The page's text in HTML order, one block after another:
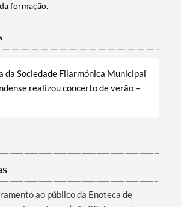
formação.
da Sociedade Filarmónica Municipal
realizou concerto de verão –
ao público da Enoteca de